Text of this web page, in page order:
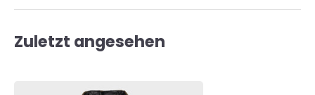
Zuletzt angesehen